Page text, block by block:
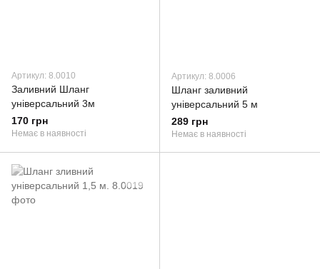
Артикул: 8.0010
Заливний Шланг
універсальний 3м
170 грн
Немає в наявності
Артикул: 8.0006
Шланг заливний
універсальний 5 м
289 грн
Немає в наявності